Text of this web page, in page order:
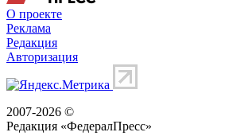
О проекте
Реклама
Редакция
Авторизация
2007-2026 ©
Редакция «ФедералПресс»